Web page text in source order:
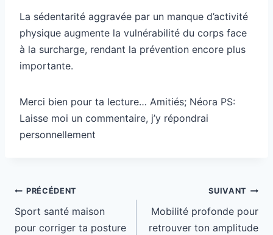
La sédentarité aggravée par un manque d’activité
physique augmente la vulnérabilité du corps face
à la surcharge, rendant la prévention encore plus
importante.
Merci bien pour ta lecture… Amitiés; Néora PS:
Laisse moi un commentaire, j’y répondrai
personnellement
Navigation
de
l’article
PRÉCÉDENT
Sport santé maison
pour corriger ta posture
SUIVANT
Mobilité profonde pour
retrouver ton amplitude